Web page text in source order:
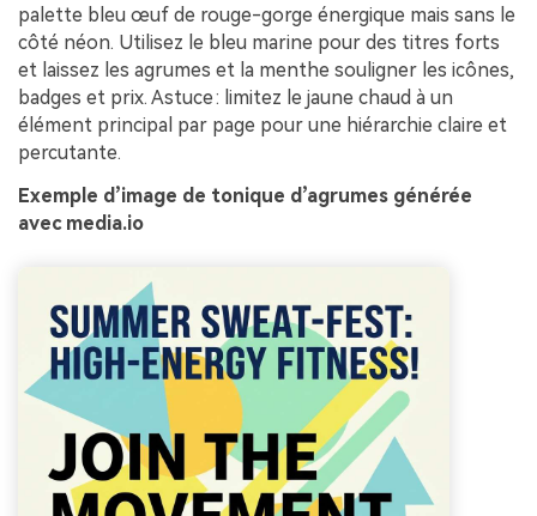
palette bleu œuf de rouge-gorge énergique mais sans le
côté néon. Utilisez le bleu marine pour des titres forts
et laissez les agrumes et la menthe souligner les icônes,
badges et prix. Astuce : limitez le jaune chaud à un
élément principal par page pour une hiérarchie claire et
percutante.
Exemple d’image de tonique d’agrumes générée
avec media.io